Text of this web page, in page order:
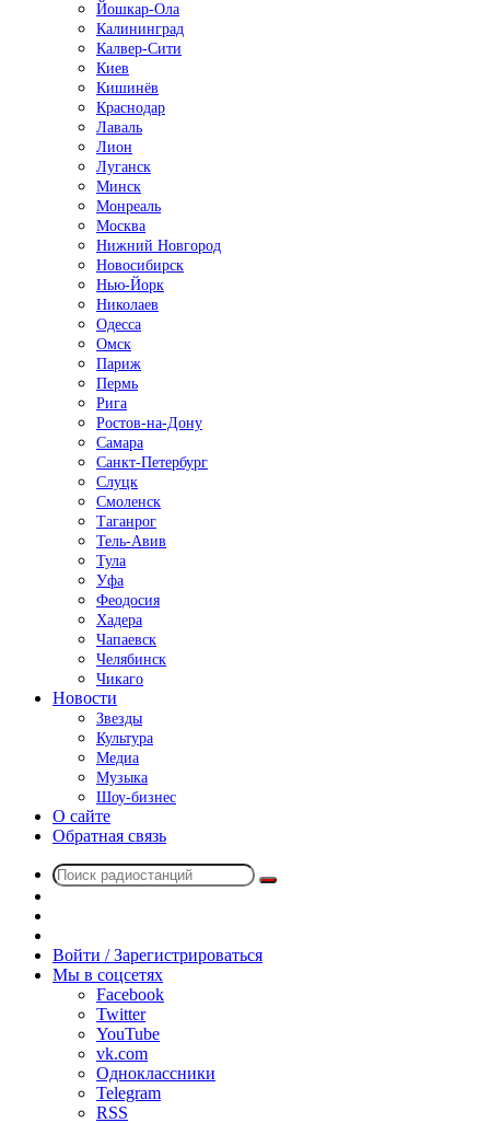
Йошкар-Ола
Калининград
Калвер-Сити
Киев
Кишинёв
Краснодар
Лаваль
Лион
Луганск
Минск
Монреаль
Москва
Нижний Новгород
Новосибирск
Нью-Йорк
Николаев
Одесса
Омск
Париж
Пермь
Рига
Ростов-на-Дону
Самара
Санкт-Петербург
Слуцк
Смоленск
Таганрог
Тель-Авив
Тула
Уфа
Феодосия
Хадера
Чапаевск
Челябинск
Чикаго
Новости
Звезды
Культура
Медиа
Музыка
Шоу-бизнес
О сайте
Обратная связь
Поиск
радио
Войти / Зарегистрироваться
Мы в соцсетях
Facebook
Twitter
YouTube
vk.com
Одноклассники
Telegram
RSS